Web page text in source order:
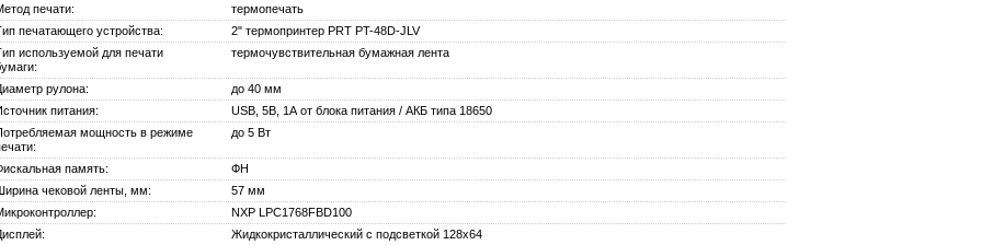
печати:
термопечать
печатающего устройства:
2" термопринтер PRT PT-48D-JLV
используемой для печати
термочувствительная бумажная лента
рулона:
до 40 мм
питания:
USB, 5В, 1А от блока питания / АКБ типа 18650
мощность в режиме
до 5 Вт
память:
ФН
чековой ленты, мм:
57 мм
NXP LPC1768FBD100
Жидкокристаллический с подсветкой 128х64